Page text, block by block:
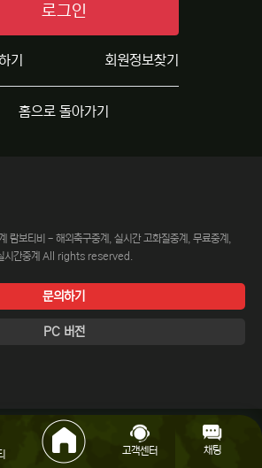
로그인
기 회원정보찾기
홈으로 돌아가기
보티비 - 해외축구중계, 실시간 고화질중계, 무료중계,
시간중계 All rights reserved.
문의하기
PC 버전
고객센터 채팅